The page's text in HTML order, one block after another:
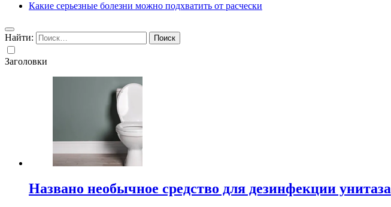
Какие серьезные болезни можно подхватить от расчески
Найти:
Заголовки
Названо необычное средство для дезинфекции унитаза